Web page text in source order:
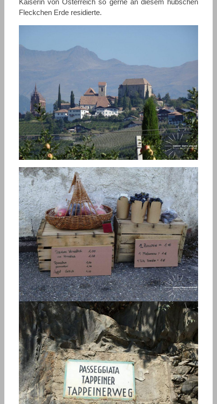
Kaiserin von Österreich so gerne an diesem hübschen
Fleckchen Erde residierte.